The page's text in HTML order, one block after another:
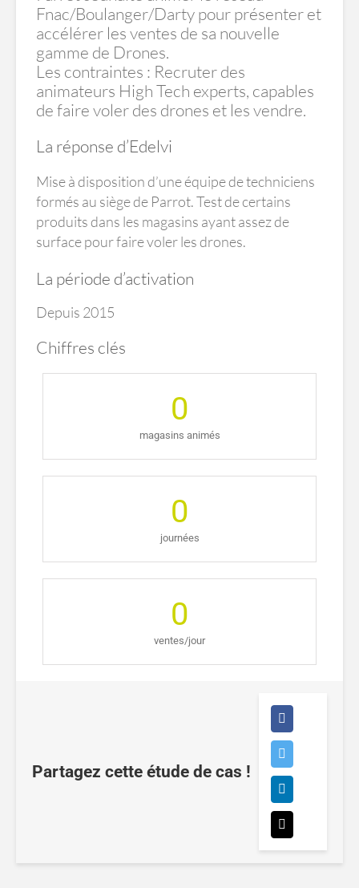
Fnac/Boulanger/Darty pour présenter et
accélérer les ventes de sa nouvelle
gamme de Drones.
Les contraintes : Recruter des
animateurs High Tech experts, capables
de faire voler des drones et les vendre.
La réponse d’Edelvi
Mise à disposition d’une équipe de techniciens
formés au siège de Parrot. Test de certains
produits dans les magasins ayant assez de
surface pour faire voler les drones.
La période d’activation
Depuis 2015
Chiffres clés
0
magasins animés
0
journées
0
ventes/jour
Partagez cette étude de cas !